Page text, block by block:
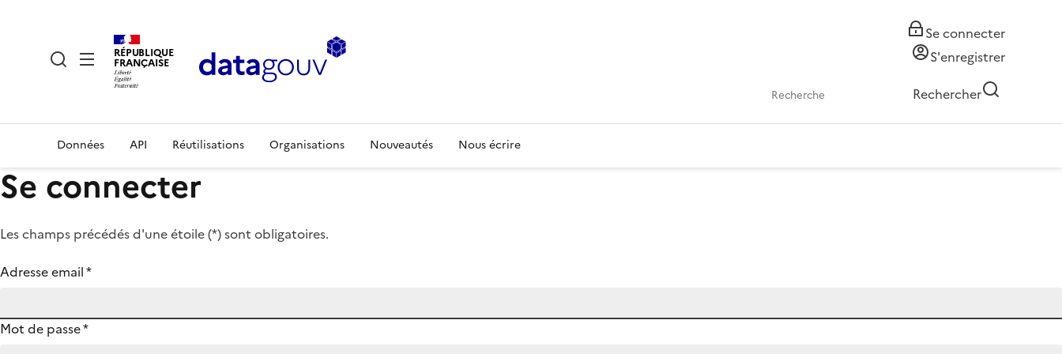
RÉPUBLIQUE
FRANÇAISE
Se connecter
S'enregistrer
Rechercher
Données API Réutilisations Organisations Nouveautés Nous écrire
Se connecter
Les champs précédés d'une étoile (*) sont obligatoires.
Adresse email*
Mot de passe*